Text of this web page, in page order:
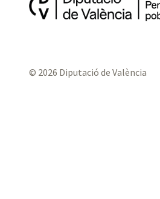
© 2026 Diputació de València